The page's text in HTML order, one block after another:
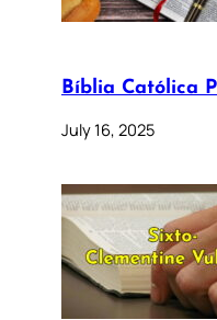
Bíblia Católica
July 16, 2025